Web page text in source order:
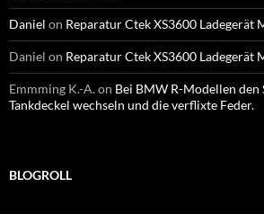
Daniel on Reparatur Ctek XS3600 Ladegerät
Daniel on Reparatur Ctek XS3600 Ladegerät
Emmming K.-A.on Bei BMW R-Modellen
Tankdeckel wechseln und die verflixte Feder.
BLOGROLL